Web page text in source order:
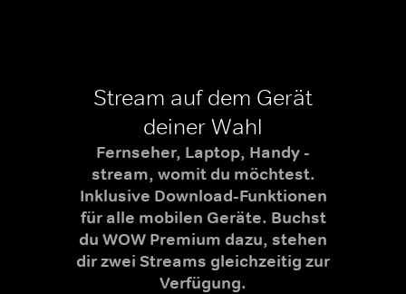
Stream auf dem Gerät
deiner Wahl
Fernseher, Laptop, Handy -
stream, womit du möchtest.
Inklusive Download-Funktionen
für alle mobilen Geräte. Buchst
du WOW Premium dazu, stehen
dir zwei Streams gleichzeitig zur
Verfügung.